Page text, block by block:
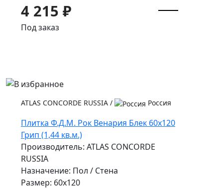
4 215 ₽
Под заказ
ATLAS CONCORDE RUSSIA / Россия
Плитка Ф.Д.М. Pок Венария Блек 60x120
Грип (1,44 кв.м.)
Производитель: ATLAS CONCORDE
RUSSIA
Назначение: Пол / Стена
Размер: 60x120